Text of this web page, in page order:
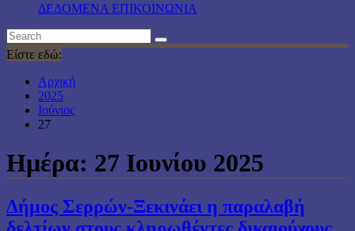
ΔΕΔΟΜΕΝΑ ΕΠΙΚΟΙΝΩΝΙΑ
Είστε εδώ:
Αρχική
2025
Ιούνιος
27
Ημέρα: 27 Ιουνίου 2025
Δήμος Σερρών-Ξεκινάει η παραλαβή